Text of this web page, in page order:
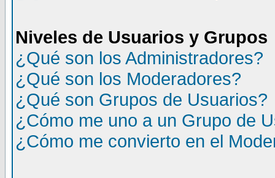
Niveles de Usuarios y Grupos
¿Qué son los Administradores?
¿Qué son los Moderadores?
¿Qué son Grupos de Usuarios?
¿Cómo me uno a un Grupo de
¿Cómo me convierto en el